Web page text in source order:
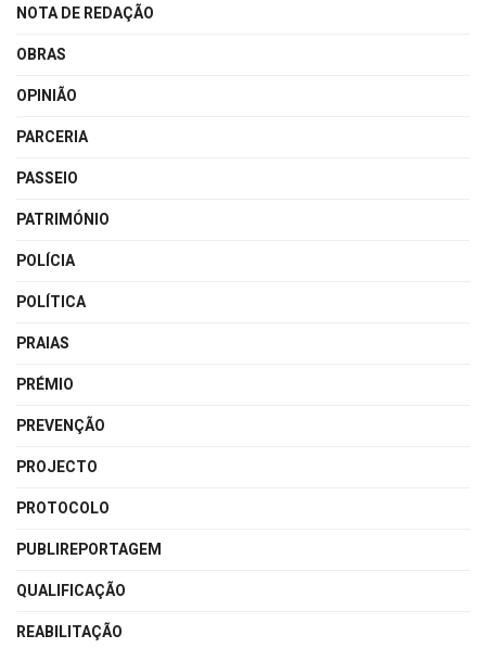
NOTA DE REDAÇÃO
OBRAS
OPINIÃO
PARCERIA
PASSEIO
PATRIMÓNIO
POLÍCIA
POLÍTICA
PRAIAS
PRÉMIO
PREVENÇÃO
PROJECTO
PROTOCOLO
PUBLIREPORTAGEM
QUALIFICAÇÃO
REABILITAÇÃO